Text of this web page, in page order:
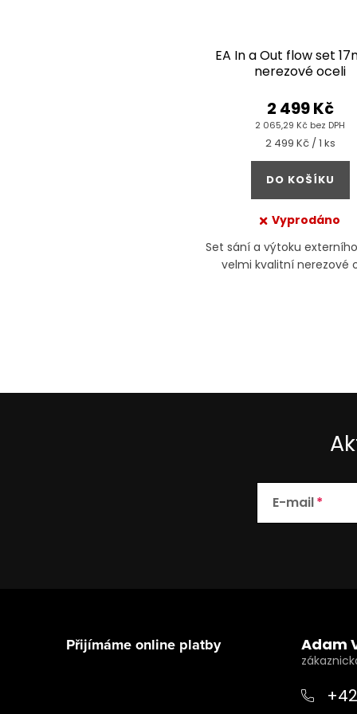
EA In a Out flow set
nerezové oceli
2 065,29 Kč bez DPH
2 499 Kč
Měrná
cena:
2 499 Kč / 1 ks
DO KOŠÍKU
Vyprodáno
Set sání a výtoku
velmi kvalitní nerezové
E-mail
Přijímáme online platby Adam